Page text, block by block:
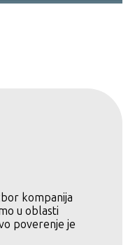
kompanija
u oblasti
poverenje je